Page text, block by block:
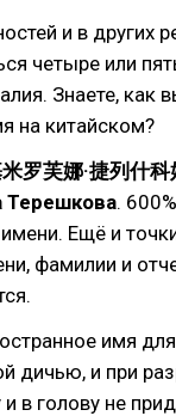
и в других
четыре или
Знаете, как
на китайском?
罗芙娜·捷列什科
Терешкова.
Ещё и
фамилии и
имя
дичью, и при
в голову не